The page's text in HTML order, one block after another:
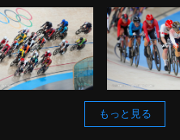
もっと見る